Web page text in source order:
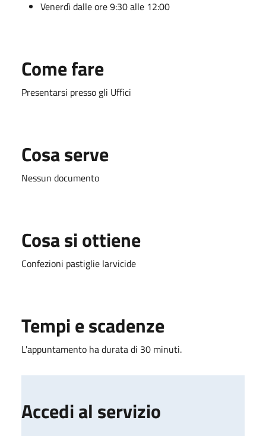
Venerdì dalle ore 9:30 alle 12:00
Come fare
Presentarsi presso gli Uffici
Cosa serve
Nessun documento
Cosa si ottiene
Confezioni pastiglie larvicide
Tempi e scadenze
L'appuntamento ha durata di 30 minuti.
Accedi al servizio